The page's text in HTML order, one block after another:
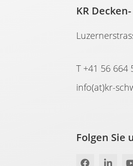
KR
T +41 56 664
info(at)kr-
Folgen Sie
F L